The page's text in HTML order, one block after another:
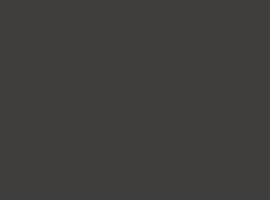
vleermuizen of nesten in zitten
die opgevolgd en beschermd
zijn die objecten onderdeel van
Ze weten wat waar staat, welke
vragen en welke informatie